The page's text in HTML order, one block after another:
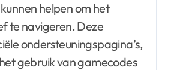
helpen om het
te navigeren. Deze
ondersteuningspagina’s,
gebruik van gamecodes